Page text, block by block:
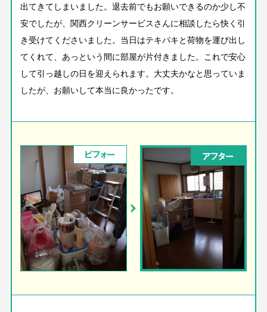
出てきてしまいました。退去前でもお願いできるのか少し不
安でしたが、関西クリーンサービスさんに相談したら快く引
き受けてくださいました。当日はテキパキと荷物を運び出し
てくれて、あっという間に部屋が片付きました。これで安心
して引っ越しの日を迎えられます。大丈夫かなと思っていま
したが、お願いして本当に良かったです。
ビフォー アフター